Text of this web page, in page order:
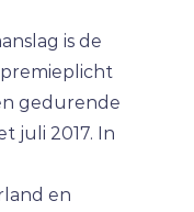
is de
gedurende
juli 2017. In
en